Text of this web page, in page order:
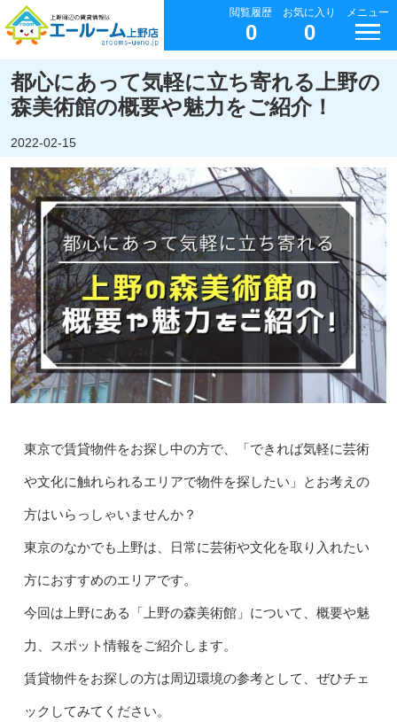
閲覧履歴
0
お気に入り
0
メニュー
都心にあって気軽に立ち寄れる上野の
森美術館の概要や魅力をご紹介！
2022-02-15
東京で賃貸物件をお探し中の方で、「できれば気軽に芸術
や文化に触れられるエリアで物件を探したい」とお考えの
方はいらっしゃいませんか？
東京のなかでも上野は、日常に芸術や文化を取り入れたい
方におすすめのエリアです。
今回は上野にある「上野の森美術館」について、概要や魅
力、スポット情報をご紹介します。
賃貸物件をお探しの方は周辺環境の参考として、ぜひチェ
ックしてみてください。